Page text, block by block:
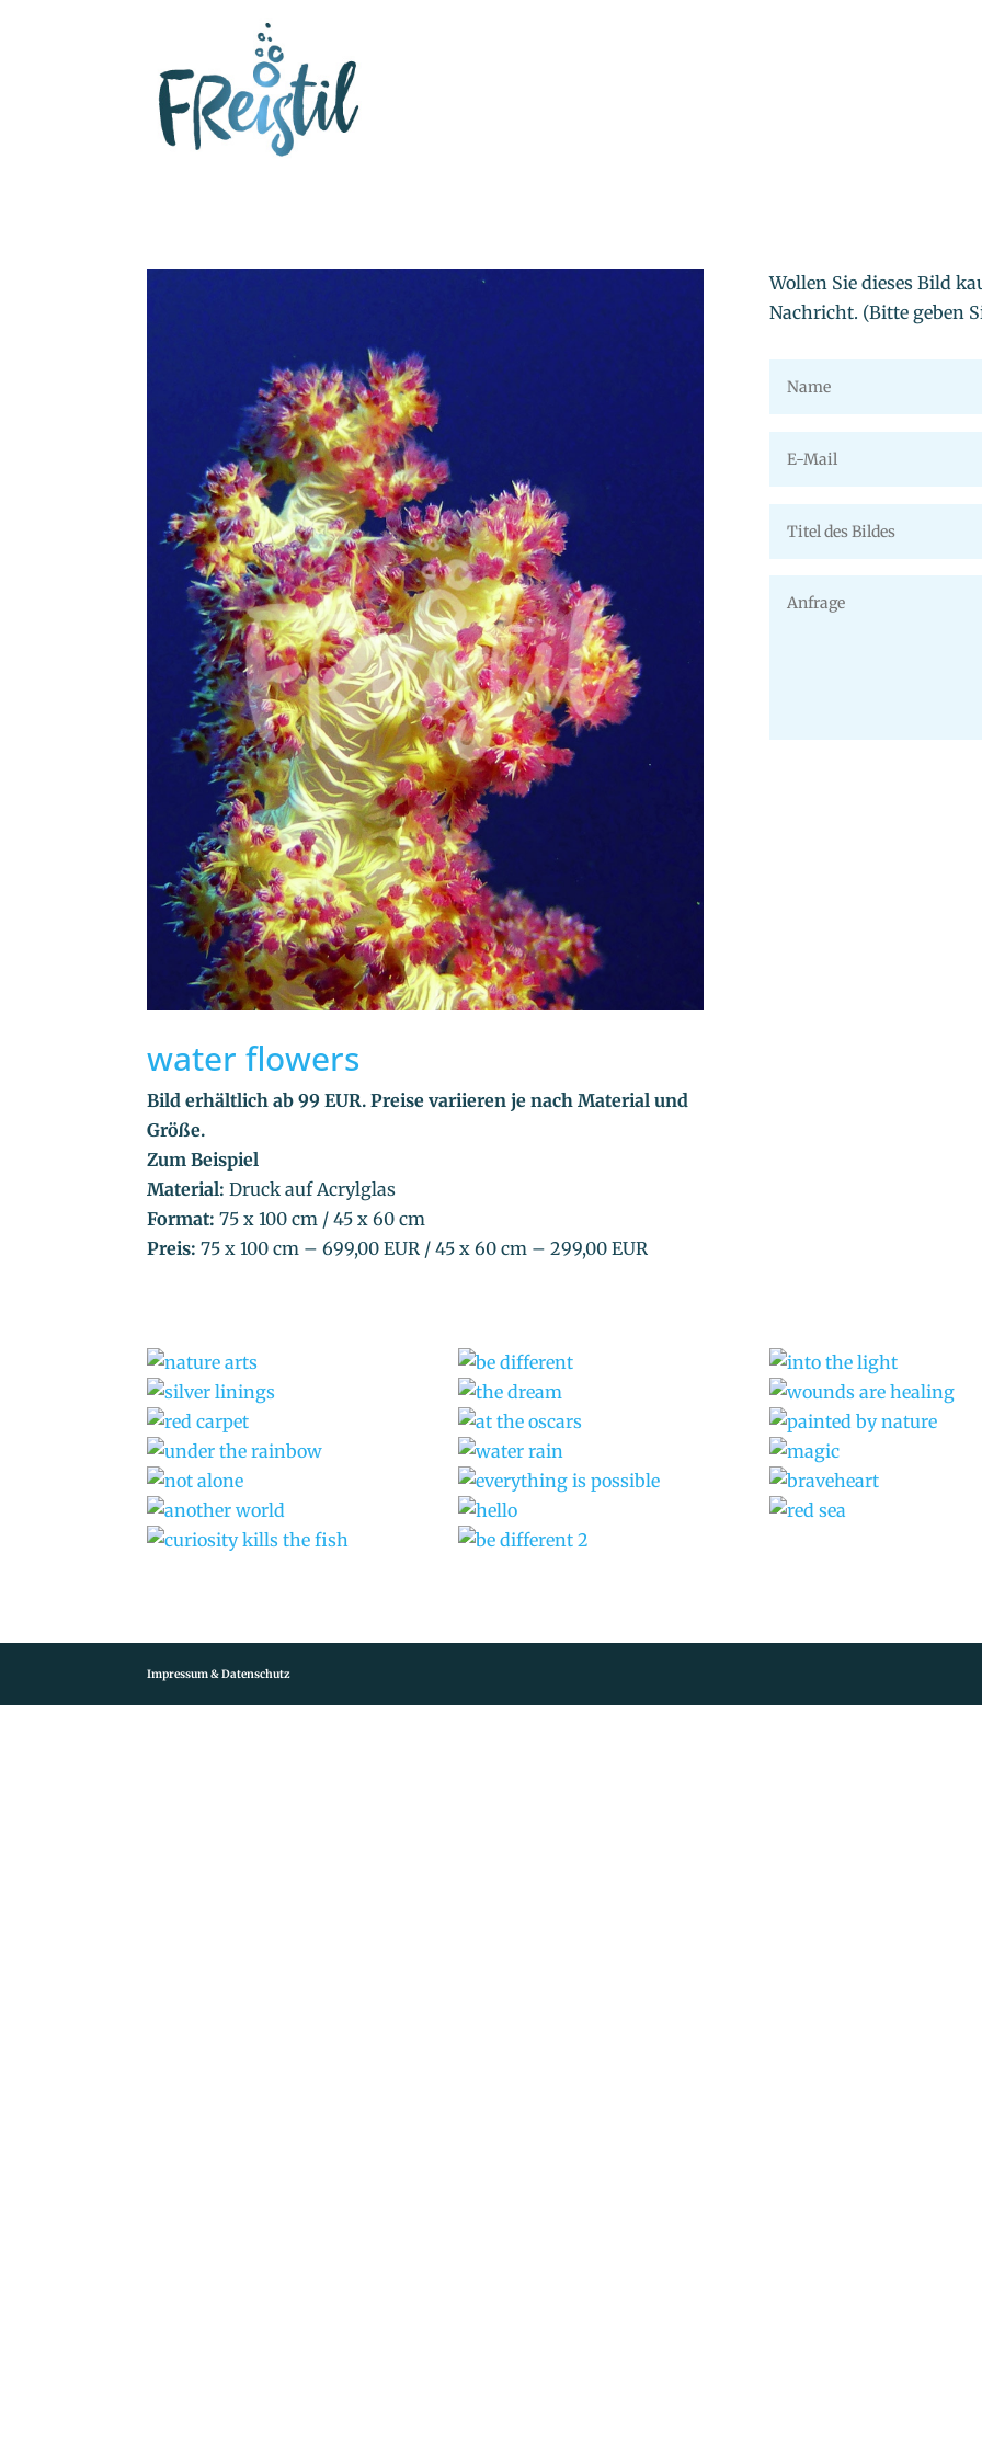
water flowers
Bild erhältlich ab 99 EUR. Preise variieren je nach Material und
Größe.
Zum Beispiel
Material: Druck auf Acrylglas
Format: 75 x 100 cm / 45 x 60 cm
Preis: 75 x 100 cm – 699,00 EUR / 45 x 60 cm – 299,00 EUR
Wollen Sie dieses Bild
Nachricht. (Bitte geben
Impressum & Datenschutz